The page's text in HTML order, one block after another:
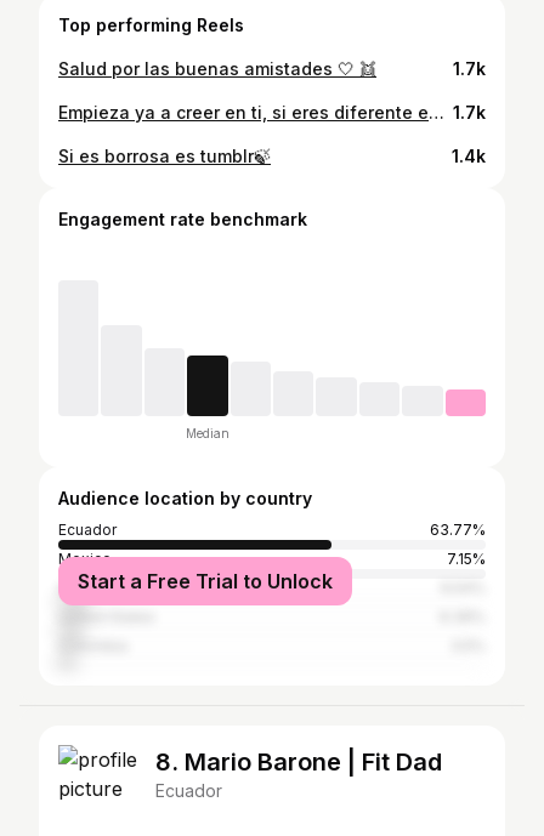
Top performing Reels
Salud por las buenas amistades 🤍 👯 1.7k
Empieza ya a creer en ti, si eres diferente es porque eres única. 1.7k
Si es borrosa es tumblr🍃 1.4k
Engagement rate benchmark
Median
Audience location by country
Ecuador
63.77%
Mexico
7.15%
Argentina
Start a Free Trial to Unlock
8. Mario Barone | Fit Dad
Ecuador